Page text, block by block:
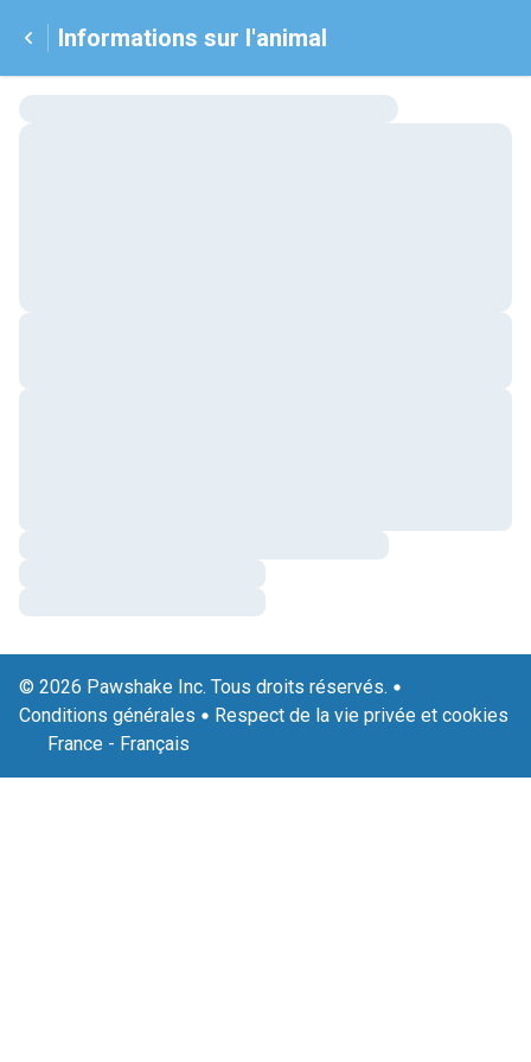
Informations sur l'animal
© 2026 Pawshake Inc. Tous droits réservés.
Conditions générales
Respect de la vie privée et cookies
France - Français